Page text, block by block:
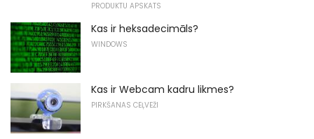
PRODUKTU APSKATS
Kas ir heksadecimāls?
WINDOWS
Kas ir Webcam kadru likmes?
PIRKŠANAS CEĻVEŽI